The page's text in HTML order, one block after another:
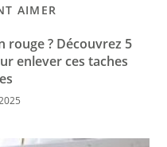
AIMER
rouge ? Découvrez 5
enlever ces taches